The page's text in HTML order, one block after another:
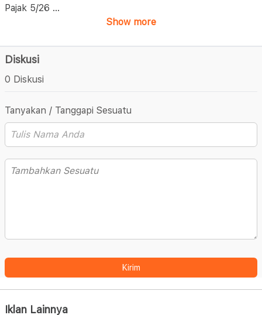
Pajak 5/26 ...
Show more
Diskusi
0 Diskusi
Tanyakan / Tanggapi Sesuatu
Kirim
Iklan Lainnya